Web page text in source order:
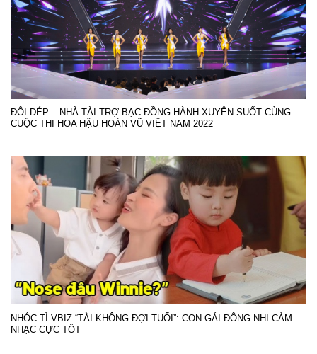
ĐÔI DÉP – NHÀ TÀI TRỢ BẠC ĐỒNG HÀNH XUYÊN SUỐT CÙNG
CUỘC THI HOA HẬU HOÀN VŨ VIỆT NAM 2022
NHÓC TÌ VBIZ “TÀI KHÔNG ĐỢI TUỔI”: CON GÁI ĐÔNG NHI CẢM
NHẠC CỰC TỐT